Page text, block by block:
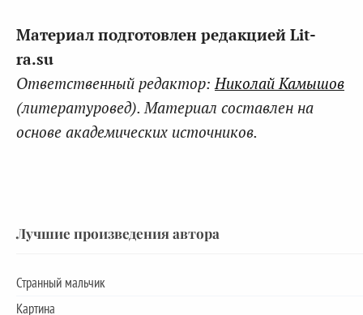
Материал подготовлен редакцией Lit-
ra.su
Ответственный редактор:Николай Камышов
(литературовед). Материал составлен на
основе академических источников.
Лучшие произведения автора
Странный мальчик
Картина